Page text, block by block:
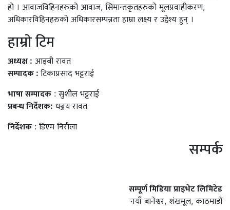
हो । आवाजविहिनहरुको आवाज, सिमान्तकृतहरुको मूलप्रवाहीकरण,
अधिकारविहिनहरुको अधिकारसम्पन्नता हाम्रा लक्ष्य र उद्देश्य हुन् ।
हाम्राे टिम
अध्यक्ष : आइबी रावत
सम्पादक : टिकाप्रसाद भट्टराई
भाषा सम्पादक : सुशील भट्टराई
प्रबन्ध निर्देशक: धञ्जय रावत
निर्देशक : डिएम निराैला
सम्पर्क
सम्पूर्ण मिडिया प्राइभेट लिमिटेड
नयाँ बानेश्वर, शंखमूल, काठमाडौं